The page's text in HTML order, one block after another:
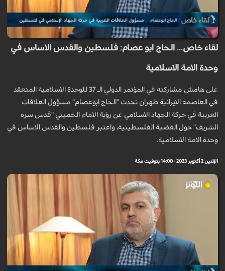
لقاء خاص... الحاج ابو عصام: فلسطين والقدس الاساس في
وحدة الامة الاسلامية
على هامش مشاركته في المؤتمر الدولي الـ 37 للوحدة الاسلامية المنعقد
في العاصمة الايرانية طهران تحدث "الحاج ابوعصام" مسؤول العلاقات
العربية في حركة الجهاد الاسلامي عن رؤية الامام الخميني "قدس سره
الشريف" حول القضية الفلسطينية، واعتبر فلسطين والقدس الاساس في
وحدة الامة الاسلامية.
الإثنين 2 أكتوبر 2023 - 14:00 بتوقيت مكة